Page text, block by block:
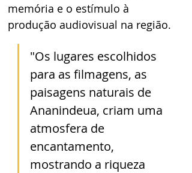
memória e o estímulo à
produção audiovisual na região.
"Os lugares escolhidos
para as filmagens, as
paisagens naturais de
Ananindeua, criam uma
atmosfera de
encantamento,
mostrando a riqueza